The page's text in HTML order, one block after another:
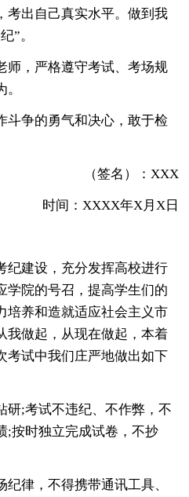
考出自己真实水平。做到我
”。
，严格遵守考试、考场规
争的勇气和决心，敢于检
（签名）：XXX
时间：XXXX年X月X日
建设，充分发挥高校进行
学院的号召，提高学生们的
培养和造就适应社会主义市
我做起，从现在做起，本着
考试中我们庄严地做出如下
;考试不违纪、不作弊，不
;按时独立完成试卷，不抄
律，不得携带通讯工具、